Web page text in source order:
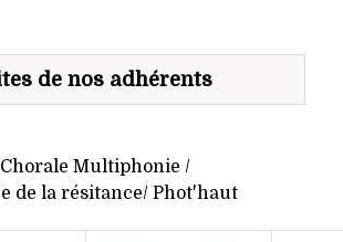
de nos adhérents
Chorale Multiphonie /
de la résitance/ Phot'haut